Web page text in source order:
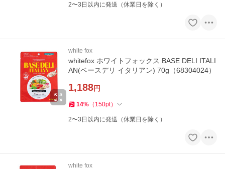
2〜3日以内に発送（休業日を除く）
white fox
whitefox ホワイトフォックス BASE DELI ITALI
AN(ベースデリ イタリアン) 70g（68304024）
1,188円
14% （ 150pt）
2〜3日以内に発送（休業日を除く）
white fox